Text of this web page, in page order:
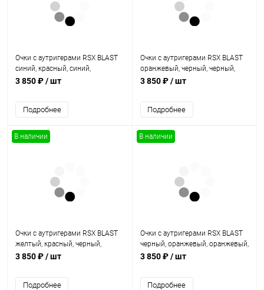
Очки с аутригерами RSX BLAST
синий, красный, синий,
прозрачная линза
3 850 ₽/ шт
Подробнее
Очки с аутригерами RSX BLAST
оранжевый, черный, черный,
прозрачная линза
3 850 ₽/ шт
Подробнее
В наличии
Очки с аутригерами RSX BLAST
желтый, красный, черный,
прозрачная линза
3 850 ₽/ шт
Подробнее
В наличии
Очки с аутригерами RSX BLAST
черный, оранжевый, оранжевый,
прозрачная линза
3 850 ₽/ шт
Подробнее